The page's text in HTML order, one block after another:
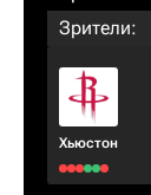
Зрители:
Хьюстон